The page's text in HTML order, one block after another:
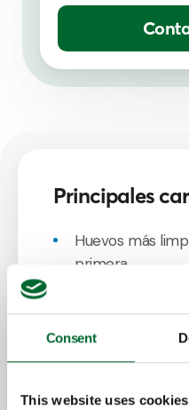
Consent
This website uses cookies
Principales
Huevos más
primera
Sin
aumentando la
Menor tiempo